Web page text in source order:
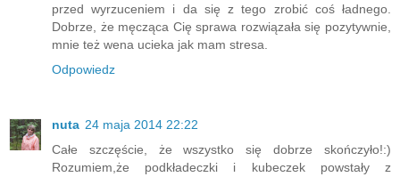
przed wyrzuceniem i da się z tego zrobić coś ładnego.
Dobrze, że męcząca Cię sprawa rozwiązała się pozytywnie,
mnie też wena ucieka jak mam stresa.
Odpowiedz
nuta 24 maja 2014 22:22
Całe szczęście, że wszystko się dobrze skończyło!:)
Rozumiem,że podkładeczki i kubeczek powstały z